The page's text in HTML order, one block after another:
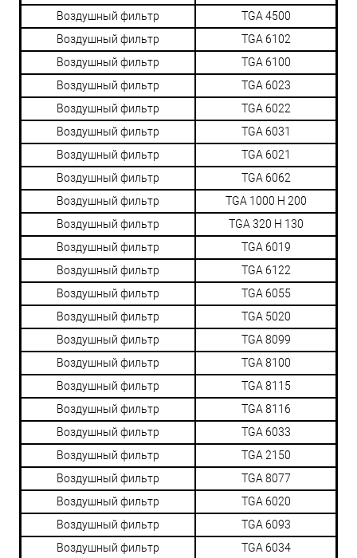
Воздушный фильтр
TGA 4500
Воздушный фильтр
TGA 6102
Воздушный фильтр
TGA 6100
Воздушный фильтр
TGA 6023
Воздушный фильтр
TGA 6022
Воздушный фильтр
TGA 6031
Воздушный фильтр
TGA 6021
Воздушный фильтр
TGA 6062
Воздушный фильтр
TGA 1000 H 200
Воздушный фильтр
TGA 320 H 130
Воздушный фильтр
TGA 6019
Воздушный фильтр
TGA 6122
Воздушный фильтр
TGA 6055
Воздушный фильтр
TGA 5020
Воздушный фильтр
TGA 8099
Воздушный фильтр
TGA 8100
Воздушный фильтр
TGA 8115
Воздушный фильтр
TGA 8116
Воздушный фильтр
TGA 6033
Воздушный фильтр
TGA 2150
Воздушный фильтр
TGA 8077
Воздушный фильтр
TGA 6020
Воздушный фильтр
TGA 6093
Воздушный фильтр
TGA 6034